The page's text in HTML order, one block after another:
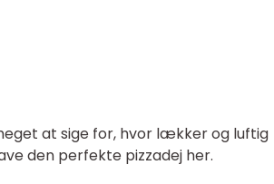
at sige for, hvor lækker og luftig
den perfekte pizzadej her.